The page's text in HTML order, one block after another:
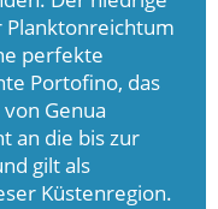
Planktonreichtum
perfekte
Portofino, das
Genua
an die bis zur
gilt als
Küstenregion.